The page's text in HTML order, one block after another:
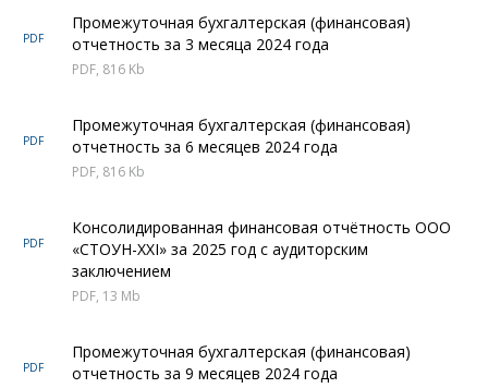
PDF
Промежуточная бухгалтерская (финансовая)
отчетность за 3 месяца 2024 года
PDF, 816 Kb
PDF
Промежуточная бухгалтерская (финансовая)
отчетность за 6 месяцев 2024 года
PDF, 816 Kb
PDF
Консолидированная финансовая отчётность ООО
«СТОУН-XXI» за 2025 год с аудиторским
заключением
PDF, 13 Mb
PDF
Промежуточная бухгалтерская (финансовая)
отчетность за 9 месяцев 2024 года